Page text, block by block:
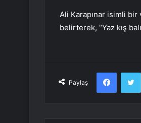
Ali Karapınar isimli bir
belirterek, “Yaz kış
Paylaş